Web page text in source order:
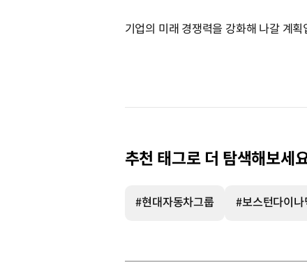
기업의 미래 경쟁력을 강화해 나갈 계획
추천 태그로 더 탐색해보세
#현대자동차그룹 #보스턴다이나